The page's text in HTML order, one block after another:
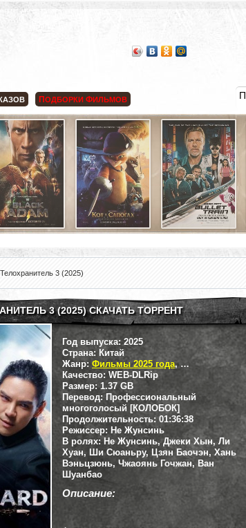
ПОДБОРКИ ФИЛЬМОВ
3 (2025)
3 (2025) СКАЧАТЬ ТОРРЕНТ
Год выпуска:2025
Страна: Китай
Жанр: Фильмы 2025 года, Боевики
Качество: WEB-DLRip
Размер:1.37 GB
Перевод: Профессиональный
многоголосый [КОЛОБОК]
Продолжительность: 01:36:38
Режиссер: Не Жунсинь
В ролях:Не Жунсинь, Джеки Хын, Ли
Хуан, Ши Сюаньру, Цзян Баочэн, Хань
Вэньцзюнь, Чжаоянь Гочжан, Ван
Шуанбао
Описание: